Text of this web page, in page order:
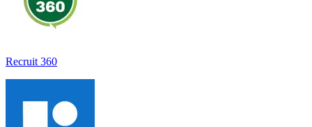
Recruit 360